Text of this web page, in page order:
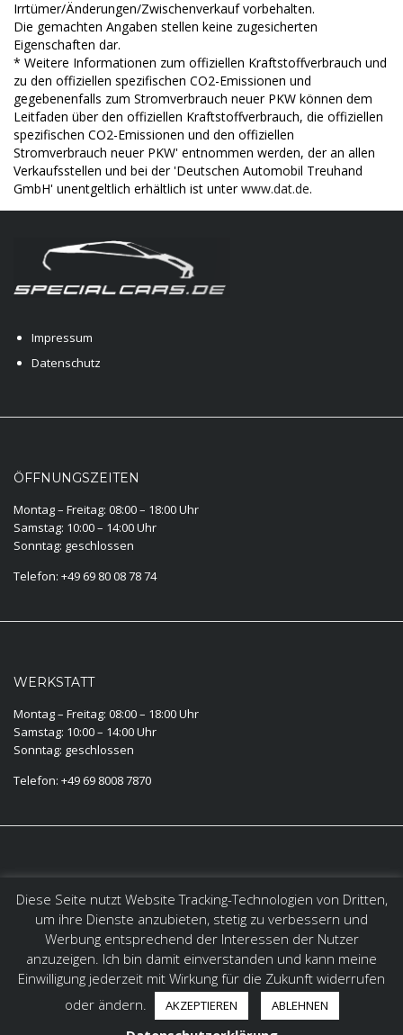
Irrtümer/Änderungen/Zwischenverkauf vorbehalten.
Die gemachten Angaben stellen keine zugesicherten
Eigenschaften dar.
* Weitere Informationen zum offiziellen Kraftstoffverbrauch und
zu den offiziellen spezifischen CO2-Emissionen und
gegebenenfalls zum Stromverbrauch neuer PKW können dem
Leitfaden über den offiziellen Kraftstoffverbrauch, die offiziellen
spezifischen CO2-Emissionen und den offiziellen
Stromverbrauch neuer PKW' entnommen werden, der an allen
Verkaufsstellen und bei der 'Deutschen Automobil Treuhand
GmbH' unentgeltlich erhältlich ist unterwww.dat.de.
Impressum
Datenschutz
ÖFFNUNGSZEITEN
Montag – Freitag: 08:00 – 18:00 Uhr
Samstag: 10:00 – 14:00 Uhr
Sonntag: geschlossen
Telefon: +49 69 80 08 78 74
WERKSTATT
Montag – Freitag: 08:00 – 18:00 Uhr
Samstag: 10:00 – 14:00 Uhr
Sonntag: geschlossen
Telefon: +49 69 8008 7870
AUTOKONTOR RHEIN-MAIN GMBH SCHUMANNSTRASSE 146
D-63069 OFFENBACH AM MAIN
info@specialcars.de
Diese Seite nutzt Website Tracking-Technologien von Dritten,
um ihre Dienste anzubieten, stetig zu verbessern und
Werbung entsprechend der Interessen der Nutzer
anzuzeigen. Ich bin damit einverstanden und kann meine
Einwilligung jederzeit mit Wirkung für die Zukunft widerrufen
oder ändern.
AKZEPTIEREN ABLEHNEN